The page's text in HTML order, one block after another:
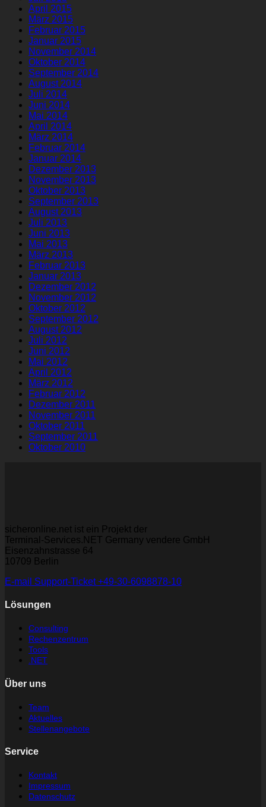
April 2015
März 2015
Februar 2015
Januar 2015
November 2014
Oktober 2014
September 2014
August 2014
Juli 2014
Juni 2014
Mai 2014
April 2014
März 2014
Februar 2014
Januar 2014
Dezember 2013
November 2013
Oktober 2013
September 2013
August 2013
Juli 2013
Juni 2013
Mai 2013
März 2013
Februar 2013
Januar 2013
Dezember 2012
November 2012
Oktober 2012
September 2012
August 2012
Juli 2012
Juni 2012
Mai 2012
April 2012
März 2012
Februar 2012
Dezember 2011
November 2011
Oktober 2011
September 2011
Oktober 2010
sicheronline.net ist ein Projekt der
Terminal-Services.NET Germany vendere GmbH
Eisenzahnstrasse 64
10709 Berlin
E-mail Support-Ticket +49-30-6098878-10
Lösungen
Consulting
Rechenzentrum
Tools
.NET
Über uns
Team
Aktuelles
Stellenangebote
Service
Kontakt
Impressum
Datenschutz